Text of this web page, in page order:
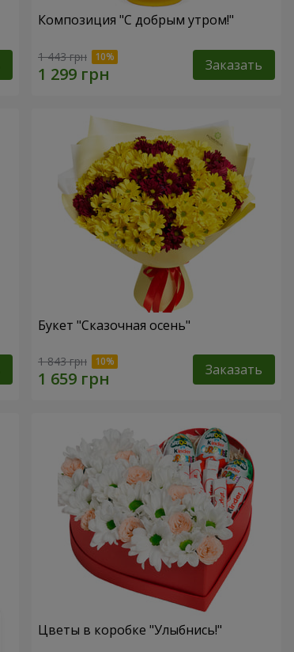
Композиция "С добрым утром!"
1 443 грн Заказать
Букет "Сказочная осень"
1 843 грн Заказать
Цветы в коробке "Улыбнись!"